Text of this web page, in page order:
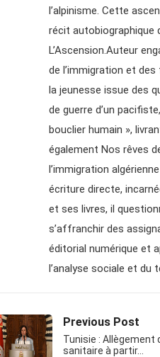
l’alpinisme. Cette
récit autobiographique
L’Ascension.Auteur
de l’immigration et
la jeunesse issue des
de guerre d’un
bouclier humain »,
également Nos rêves
l’immigration
écriture directe,
et ses livres, il
s’affranchir des
éditorial numérique et
l’analyse sociale et du
Previous Post
Tunisie : Allègement
sanitaire à partir…